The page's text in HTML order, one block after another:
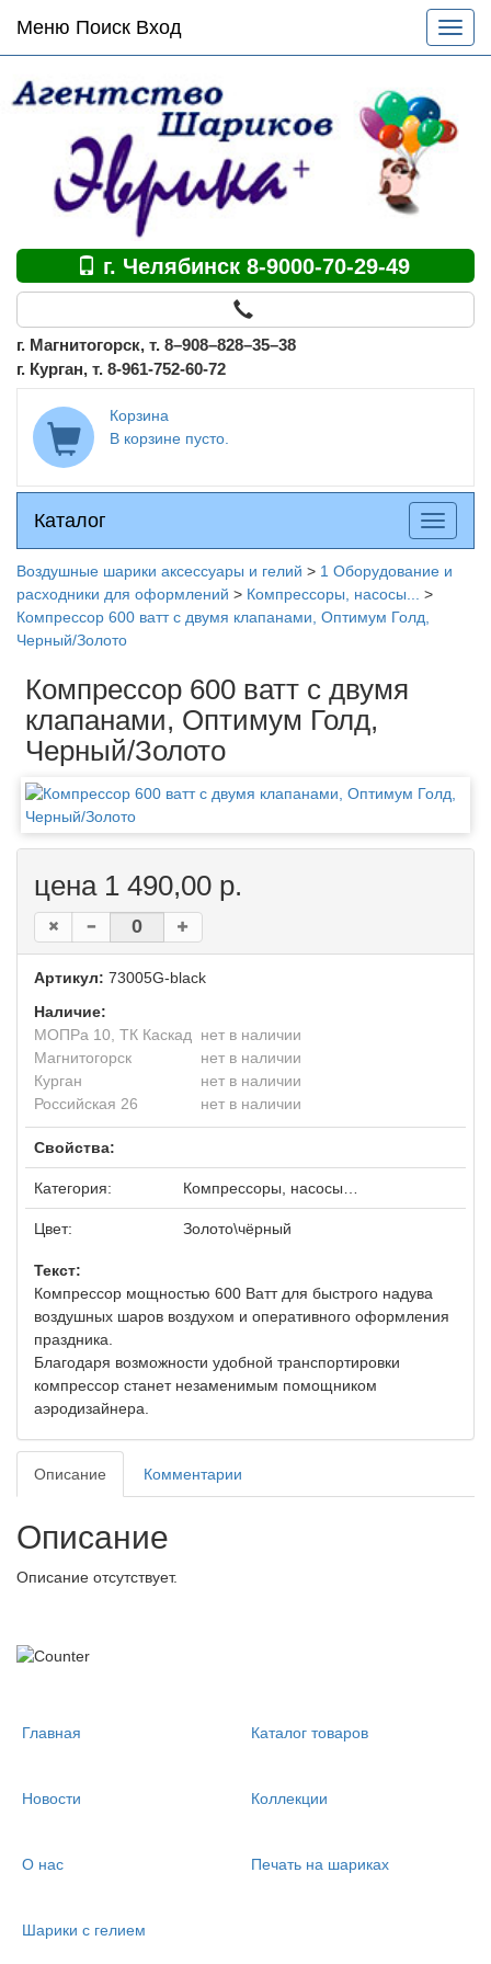
Основное
меню
по
Меню Поиск Вход
меню
г. Челябинск 8-9000-70-29-49
г. Магнитогорск, т. 8–908–828–35–38
г. Курган, т. 8-961-752-60-72
Корзина
В корзине пусто.
Каталог
Каталог
меню
Воздушные шарики аксессуары и гелий > 1 Оборудование и
расходники для оформлений > Компрессоры, насосы... >
Компрессор 600 ватт с двумя клапанами, Оптимум Голд,
Черный/Золото
Компрессор 600 ватт с двумя
клапанами, Оптимум Голд,
Черный/Золото
цена 1 490,00 р.
Артикул: 73005G-black
Наличие:
МОПРа 10, ТК Каскад
нет в наличии
Магнитогорск
нет в наличии
Курган
нет в наличии
Российская 26
нет в наличии
Свойства:
Категория: Компрессоры, насосы…
Цвет: Золото\чёрный
Текст:
Компрессор мощностью 600 Ватт для быстрого надува
воздушных шаров воздухом и оперативного оформления
праздника.
Благодаря возможности удобной транспортировки
компрессор станет незаменимым помощником
аэродизайнера.
Описание Комментарии
Описание
Описание отсутствует.
Главная Каталог товаров
Новости Коллекции
О нас Печать на шариках
Шарики с гелием